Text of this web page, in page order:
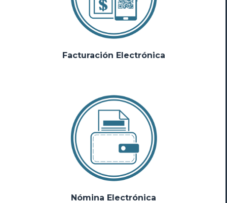
Facturación Electrónica
Nómina Electrónica